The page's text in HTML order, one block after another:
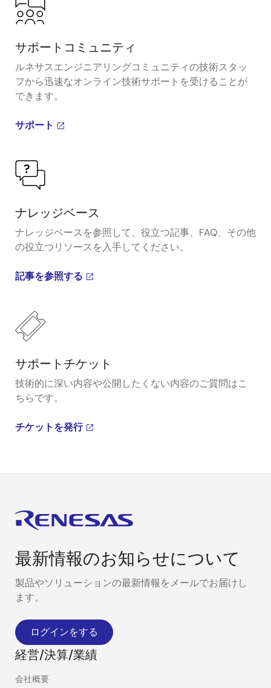
サポートコミュニティ
ルネサスエンジニアリングコミュニティの技術スタッ
フから迅速なオンライン技術サポートを受けることが
できます。
サポート
ナレッジベース
ナレッジベースを参照して、役立つ記事、FAQ、その他
の役立つリソースを入手してください。
記事を参照する
サポートチケット
技術的に深い内容や公開したくない内容のご質問はこ
ちらです。
チケットを発行
最新情報のお知らせについて
製品やソリューションの最新情報をメールでお届けし
ます。
ログインをする
経営/決算/業績
会社概要